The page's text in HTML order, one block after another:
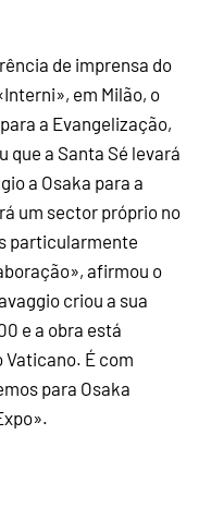
de imprensa do
em Milão, o
a Evangelização,
que a Santa Sé levará
a Osaka para a
um sector próprio no
particularmente
afirmou o
criou a sua
e a obra está
Vaticano. É com
para Osaka